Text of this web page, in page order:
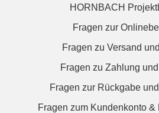
HORNBACH
Fragen zur
Fragen zu Versand
Fragen zu Zahlung
Fragen zur Rückgabe
Fragen zum Kundenkonto &